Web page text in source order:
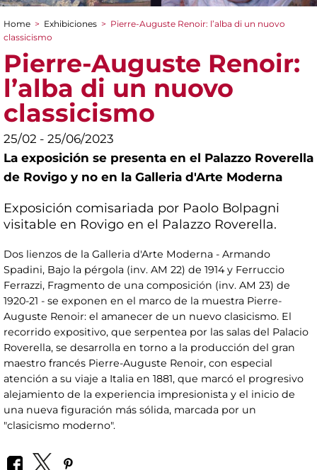
You are here
Home > Exhibiciones > Pierre-Auguste Renoir: l’alba di un nuovo
classicismo
Pierre-Auguste Renoir:
l’alba di un nuovo
classicismo
25/02 - 25/06/2023
La exposición se presenta en el Palazzo Roverella
de Rovigo y no en la Galleria d'Arte Moderna
Exposición comisariada por Paolo Bolpagni
visitable en Rovigo en el Palazzo Roverella.
Dos lienzos de la Galleria d'Arte Moderna - Armando
Spadini, Bajo la pérgola (inv. AM 22) de 1914 y Ferruccio
Ferrazzi, Fragmento de una composición (inv. AM 23) de
1920-21 - se exponen en el marco de la muestra Pierre-
Auguste Renoir: el amanecer de un nuevo clasicismo. El
recorrido expositivo, que serpentea por las salas del Palacio
Roverella, se desarrolla en torno a la producción del gran
maestro francés Pierre-Auguste Renoir, con especial
atención a su viaje a Italia en 1881, que marcó el progresivo
alejamiento de la experiencia impresionista y el inicio de
una nueva figuración más sólida, marcada por un
"clasicismo moderno".